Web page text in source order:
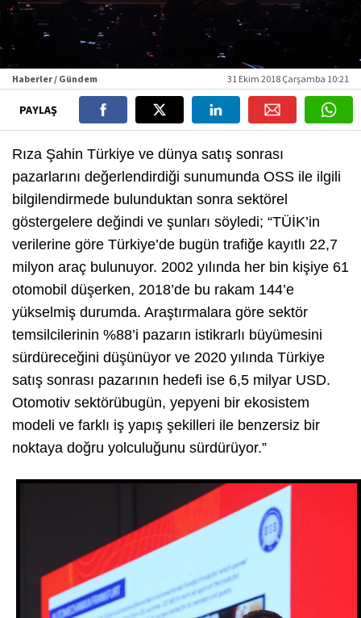
Haberler / Gündem 31 Ekim 2018 Çarşamba 10:21
PAYLAŞ
Rıza Şahin Türkiye ve dünya satış sonrası
pazarlarını değerlendirdiği sunumunda OSS ile ilgili
bilgilendirmede bulunduktan sonra sektörel
göstergelere değindi ve şunları söyledi; “TÜİK’in
verilerine göre Türkiye’de bugün trafiğe kayıtlı 22,7
milyon araç bulunuyor. 2002 yılında her bin kişiye 61
otomobil düşerken, 2018’de bu rakam 144’e
yükselmiş durumda. Araştırmalara göre sektör
temsilcilerinin %88’i pazarın istikrarlı büyümesini
sürdüreceğini düşünüyor ve 2020 yılında Türkiye
satış sonrası pazarının hedefi ise 6,5 milyar USD.
Otomotiv sektörübugün, yepyeni bir ekosistem
modeli ve farklı iş yapış şekilleri ile benzersiz bir
noktaya doğru yolculuğunu sürdürüyor.”